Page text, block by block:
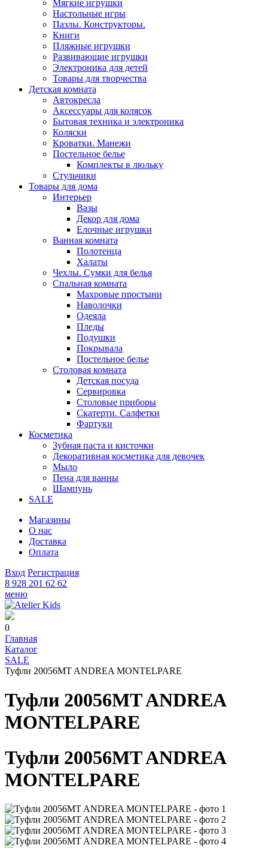
Мягкие игрушки
Настольные игры
Пазлы. Конструкторы.
Книги
Пляжные игрушки
Развивающие игрушки
Электроника для детей
Товары для творчества
Детская комната
Автокресла
Аксессуары для колясок
Бытовая техника и электроника
Коляски
Кроватки. Манежи
Постельное белье
Комплекты в люльку
Стульчики
Товары для дома
Интерьер
Вазы
Декор для дома
Елочные игрушки
Ванная комната
Полотенца
Халаты
Чехлы. Сумки для белья
Спальная комната
Махровые простыни
Наволочки
Одеяла
Пледы
Подушки
Покрывала
Постельное белье
Столовая комната
Детская посуда
Сервировка
Столовые приборы
Скатерти. Салфетки
Фартуки
Косметика
Зубная паста и кисточки
Декоративная косметика для девочек
Мыло
Пена для ванны
Шампунь
SALE
Магазины
О нас
Доставка
Оплата
Вход Регистрация
8 928 201 62 62
меню
0
Главная
Каталог
SALE
Туфли 20056MT ANDREA MONTELPARE
Туфли 20056MT ANDREA
MONTELPARE
Туфли 20056MT ANDREA
MONTELPARE